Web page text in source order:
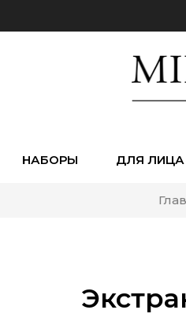
НАБОРЫ ДЛЯ ЛИЦА